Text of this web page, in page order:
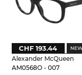
Alexander McQueen
AM0568O - 007
CHF 193.44